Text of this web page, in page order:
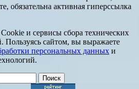
обязательна активная гиперссылка
и сервисы сбора технических
Пользуясь сайтом, вы выражаете
персональных данных и